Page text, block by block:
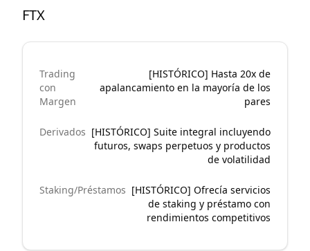
FTX
Trading
con
Margen
[HISTÓRICO] Hasta 20x de
apalancamiento en la mayoría de los
pares
Derivados [HISTÓRICO] Suite integral incluyendo
futuros, swaps perpetuos y productos
de volatilidad
Staking/Préstamos [HISTÓRICO] Ofrecía servicios
de staking y préstamo con
rendimientos competitivos